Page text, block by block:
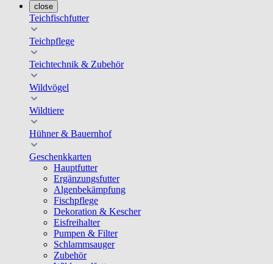
close
Teichfischfutter
Teichpflege
Teichtechnik & Zubehör
Wildvögel
Wildtiere
Hühner & Bauernhof
Geschenkkarten
Hauptfutter
Ergänzungsfutter
Algenbekämpfung
Fischpflege
Dekoration & Kescher
Eisfreihalter
Pumpen & Filter
Schlammsauger
Zubehör